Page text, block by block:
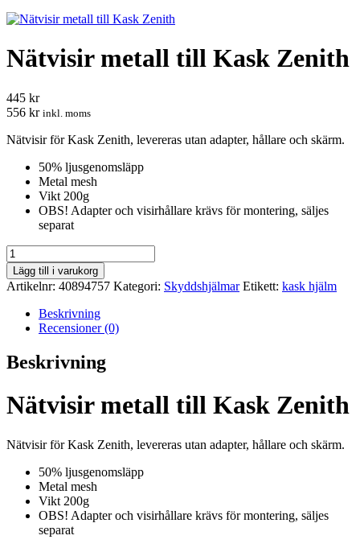
Nätvisir metall till Kask Zenith
445 kr
556 kr inkl. moms
Nätvisir för Kask Zenith, levereras utan adapter, hållare och skärm.
50% ljusgenomsläpp
Metal mesh
Vikt 200g
OBS! Adapter och visirhållare krävs för montering, säljes
separat
Nätvisir
metall
till
Kask
Zenith
mängd
Lägg till i varukorg
Artikelnr: 40894757 Kategori: Skyddshjälmar Etikett: kask hjälm
Beskrivning
Recensioner (0)
Beskrivning
Nätvisir metall till Kask Zenith
Nätvisir för Kask Zenith, levereras utan adapter, hållare och skärm.
50% ljusgenomsläpp
Metal mesh
Vikt 200g
OBS! Adapter och visirhållare krävs för montering, säljes
separat